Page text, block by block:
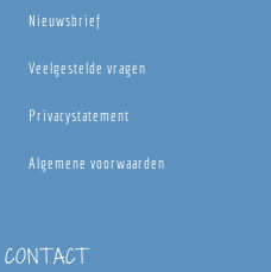
Nieuwsbrief
Veelgestelde vragen
Privacystatement
Algemene voorwaarden
CONTACT